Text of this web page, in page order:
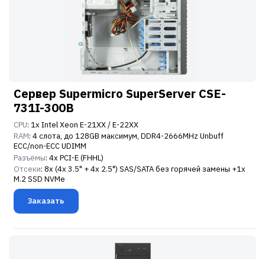
Сервер Supermicro SuperServer CSE-
731I-300B
CPU: 1x Intel Xeon E-21XX / E-22XX
RAM: 4 слота, до 128GB максимум, DDR4-2666MHz Unbuff
ECC/non-ECC UDIMM
Разъёмы: 4x PCI-E (FHHL)
Отсеки: 8x (4x 3.5" + 4x 2.5") SAS/SATA без горячей замены +1x
M.2 SSD NVMe
Заказать